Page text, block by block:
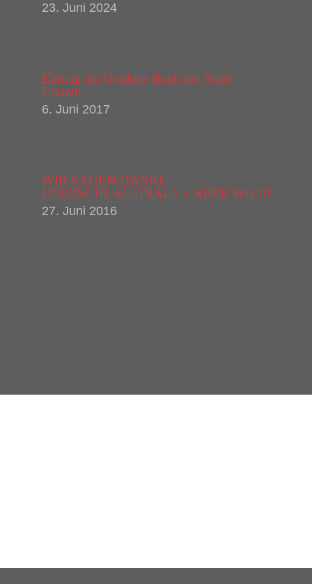
23. Juni 2024
Eintrag ins Goldene Buch der Stadt
Erkrath
6. Juni 2017
WIR SAGEN DANKE –
HERZSCHLAGFINALE – ABER WIE!!!
27. Juni 2016